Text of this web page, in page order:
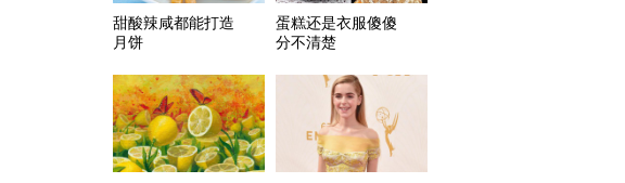
甜酸辣咸都能打造
月饼
蛋糕还是衣服傻傻
分不清楚